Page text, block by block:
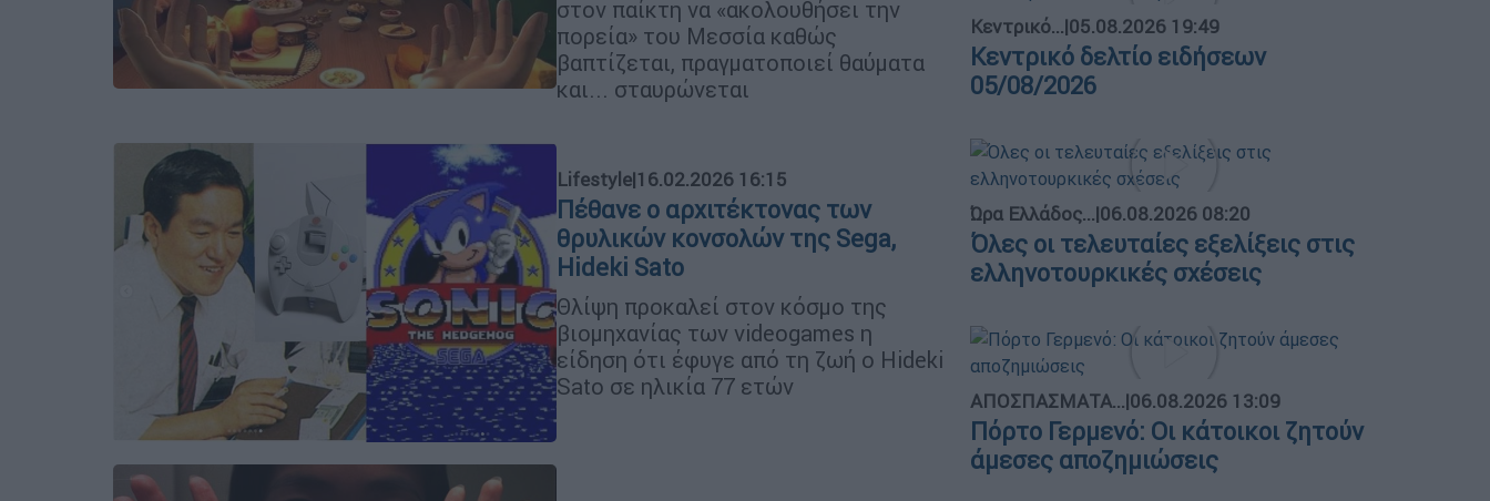
στον παίκτη να «ακολουθήσει την
πορεία» του Μεσσία καθώς
βαπτίζεται, πραγματοποιεί θαύματα
και... σταυρώνεται
Lifestyle|16.02.2026 16:15
Πέθανε ο αρχιτέκτονας των
θρυλικών κονσολών της Sega,
Hideki Sato
Θλίψη προκαλεί στον κόσμο της
βιομηχανίας των videogames η
είδηση ότι έφυγε από τη ζωή ο Hideki
Sato σε ηλικία 77 ετών
Κεντρικό...|05.08.2026 19:49
Κεντρικό δελτίο ειδήσεων
05/08/2026
Ώρα Ελλάδος...|06.08.2026 08:20
Όλες οι τελευταίες εξελίξεις στις
ελληνοτουρκικές σχέσεις
ΑΠΟΣΠΑΣΜΑΤΑ...|06.08.2026 13:09
Πόρτο Γερμενό: Οι κάτοικοι ζητούν
άμεσες αποζημιώσεις